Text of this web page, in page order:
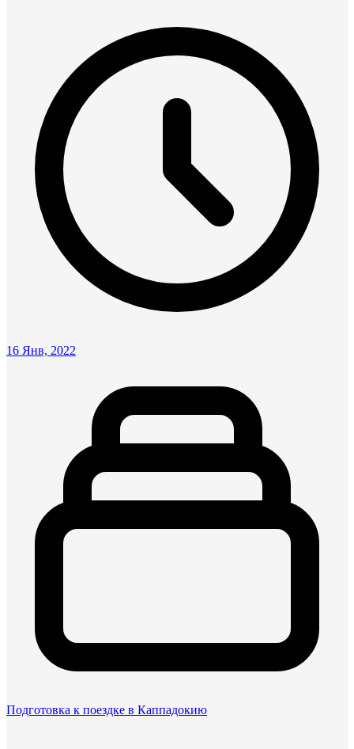
16 Янв, 2022
Подготовка к поездке в Каппадокию